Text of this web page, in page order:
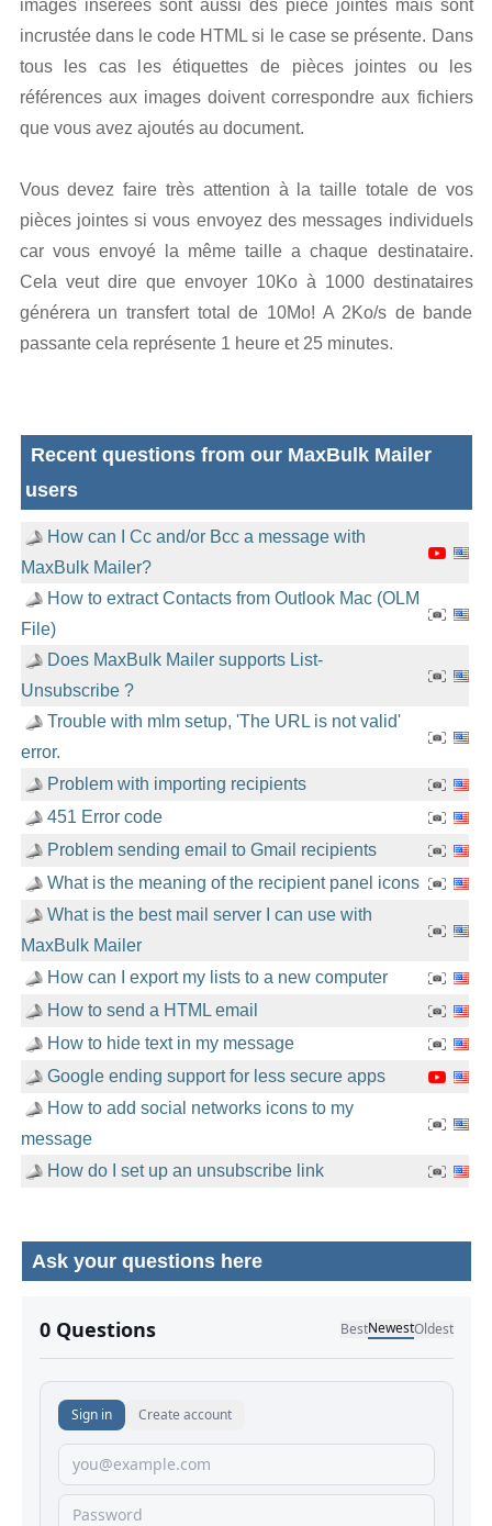
images insérées sont aussi des pièce jointes mais sont
incrustée dans le code HTML si le case se présente. Dans
tous les cas les étiquettes de pièces jointes ou les
références aux images doivent correspondre aux fichiers
que vous avez ajoutés au document.
Vous devez faire très attention à la taille totale de vos
pièces jointes si vous envoyez des messages individuels
car vous envoyé la même taille a chaque destinataire.
Cela veut dire que envoyer 10Ko à 1000 destinataires
générera un transfert total de 10Mo! A 2Ko/s de bande
passante cela représente 1 heure et 25 minutes.
Recent questions from our MaxBulk Mailer
users
How can I Cc and/or Bcc a message with
MaxBulk Mailer?
How to extract Contacts from Outlook Mac (OLM
File)
Does MaxBulk Mailer supports List-
Unsubscribe ?
Trouble with mlm setup, 'The URL is not valid'
error.
Problem with importing recipients
451 Error code
Problem sending email to Gmail recipients
What is the meaning of the recipient panel icons
What is the best mail server I can use with
MaxBulk Mailer
How can I export my lists to a new computer
How to send a HTML email
How to hide text in my message
Google ending support for less secure apps
How to add social networks icons to my
message
How do I set up an unsubscribe link
Ask your questions here
No comments yet.